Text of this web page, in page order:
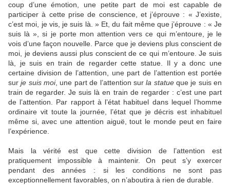
coup d’une émotion, une petite part de moi est capable de
participer à cette prise de conscience, et j’éprouve : « J’existe,
c’est moi, je vis, je suis là. » Et, du fait même que j’éprouve : « Je
suis là », si je porte mon attention vers ce qui m’entoure, je le
vois d’une façon nouvelle. Parce que je deviens plus conscient de
moi, je deviens aussi plus conscient de ce qui m’entoure. Je suis
là, je suis en train de regarder cette statue. Il y a donc une
certaine division de l’attention, une part de l’attention est portée
surje suis moi, une part de l’attention surla statue que je suis en
train de regarder. Je suis là en train de regarder : c’est une part
de l’attention. Par rapport à l’état habituel dans lequel l’homme
ordinaire vit toute la journée, l’état que je décris est inhabituel
même si, avec une attention aiguë, tout le monde peut en faire
l’expérience.
Mais la vérité est que cette division de l’attention est
pratiquement impossible à maintenir. On peut s’y exercer
pendant des années : si les conditions ne sont pas
exceptionnellement favorables, on n’aboutira à rien de durable.